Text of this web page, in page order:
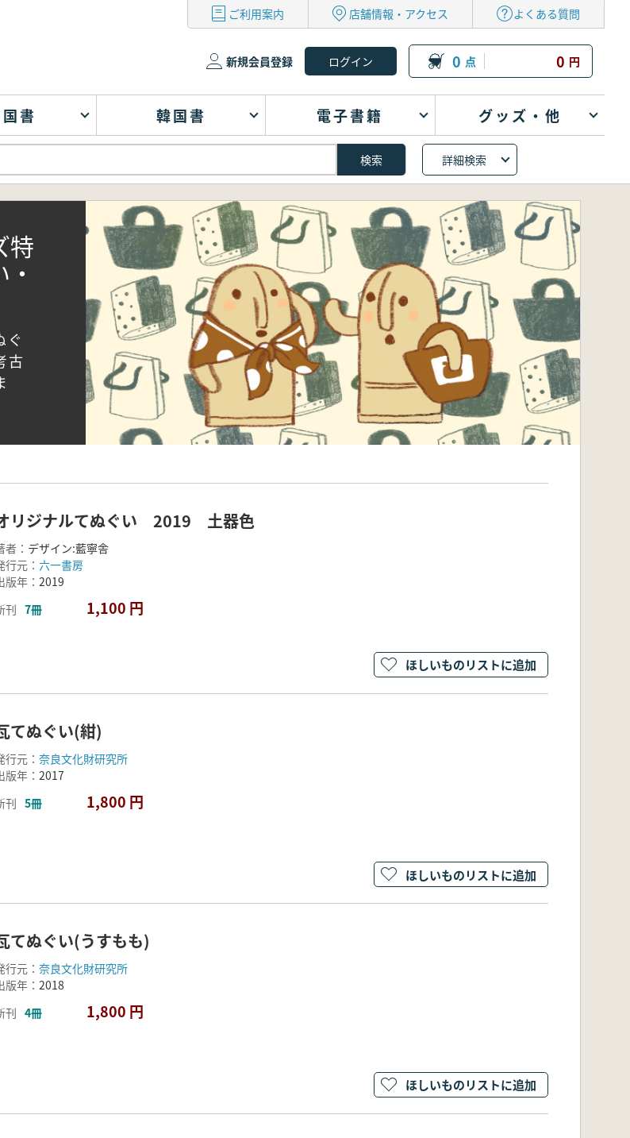
ご利用案内 店舗情報・アクセス よくある質問
新規会員登録 0 点 0 円
書 韓国書 電子書籍 グッズ・他
詳細検索
特
ぐ
古
リジナルてぬぐい 2019 土器色
者： デザイン:藍寧舎
行元： 六一書房
版年： 2019
刊 7冊 1,100 円
ほしいものリストに追加
てぬぐい(紺)
行元： 奈良文化財研究所
版年： 2017
刊 5冊 1,800 円
ほしいものリストに追加
てぬぐい(うすもも)
行元： 奈良文化財研究所
版年： 2018
刊 4冊 1,800 円
ほしいものリストに追加